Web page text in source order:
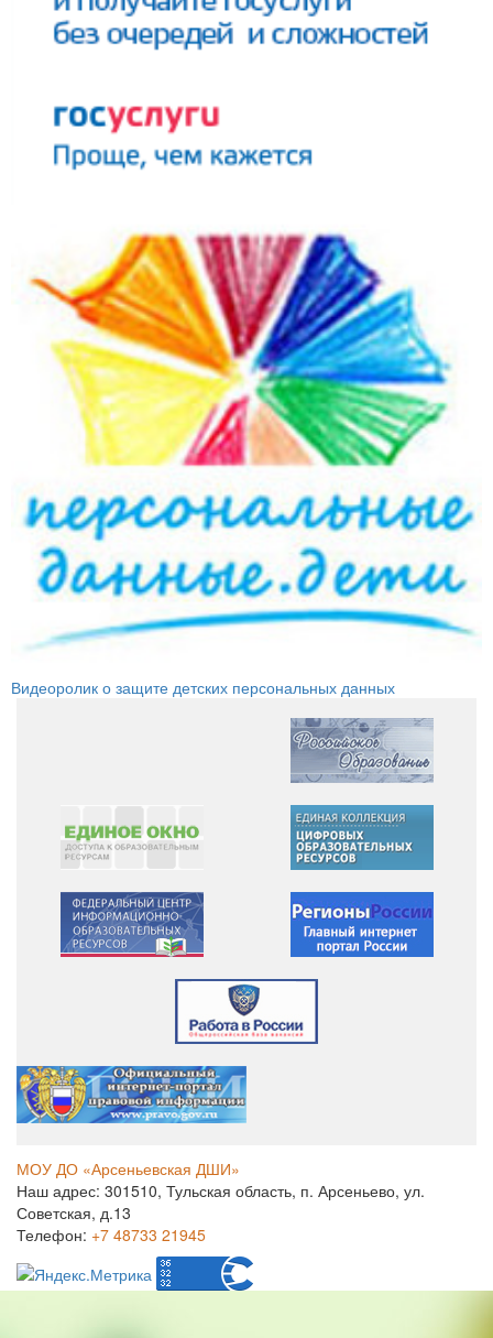
Видеоролик о защите детских персональных данных
МОУ ДО «Арсеньевская ДШИ»
Наш адрес: 301510, Тульская область, п. Арсеньево, ул.
Советская, д.13
Телефон: +7 48733 21945